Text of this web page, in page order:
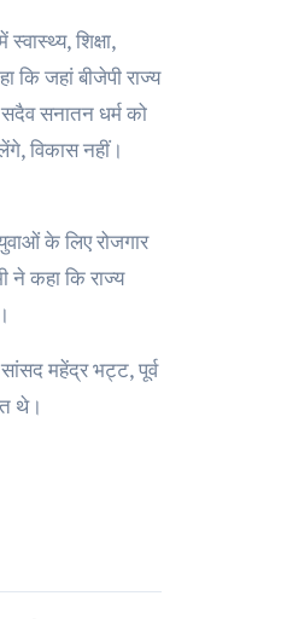
शिक्षा,
कि जहां बीजेपी राज्य
सदैव सनातन धर्म को
विकास नहीं।
के लिए रोजगार
ने कहा कि राज्य
महेंद्र भट्ट, पूर्व
थे।